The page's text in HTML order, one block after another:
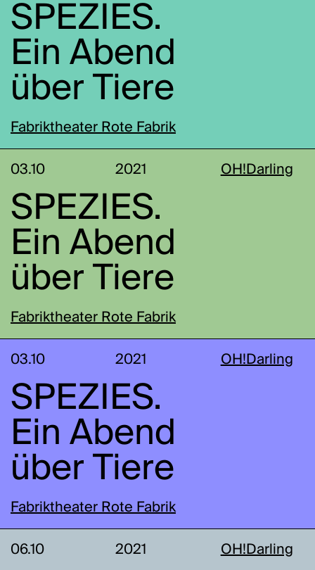
SPEZIES.
Ein Abend
über Tiere
Fabriktheater Rote Fabrik
03.10 2021 OH!Darling
SPEZIES.
Ein Abend
über Tiere
Fabriktheater Rote Fabrik
03.10 2021 OH!Darling
SPEZIES.
Ein Abend
über Tiere
Fabriktheater Rote Fabrik
06.10 2021 OH!Darling